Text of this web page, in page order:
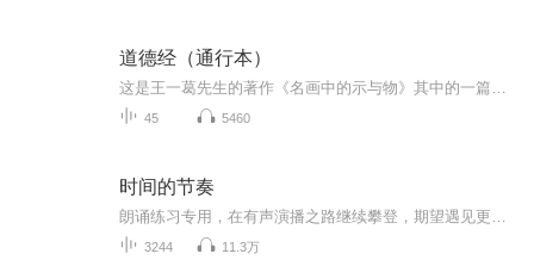
道德经（通行本）
45 5460
时间的节奏
3244 11.3万